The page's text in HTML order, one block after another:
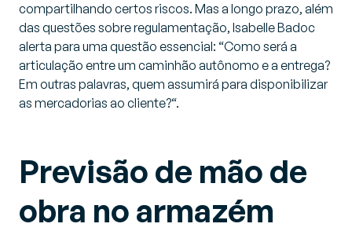
compartilhando certos riscos. Mas a longo prazo, além
das questões sobre regulamentação, Isabelle Badoc
alerta para uma questão essencial: “Como será a
articulação entre um caminhão autônomo e a entrega?
Em outras palavras, quem assumirá para disponibilizar
as mercadorias ao cliente?“.
Previsão de mão de
obra no armazém